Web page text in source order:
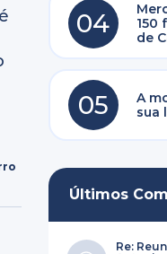
04
150
de
05
A
sua
Últimos
Re: